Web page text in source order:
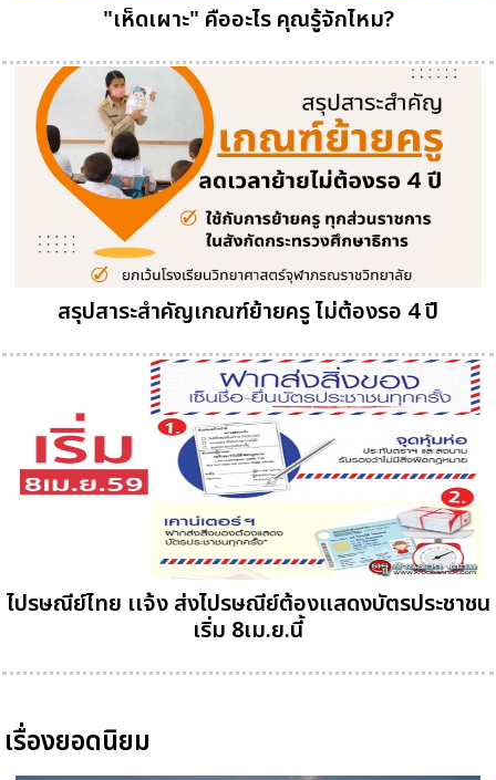
"เห็ดเผาะ" คืออะไร คุณรู้จักไหม?
สรุปสาระสำคัญเกณฑ์ย้ายครู ไม่ต้องรอ 4 ปี
ไปรษณีย์ไทย เเจ้ง ส่งไปรษณีย์ต้องแสดงบัตรประชาชน
เริ่ม 8เม.ย.นี้
เรื่องยอดนิยม